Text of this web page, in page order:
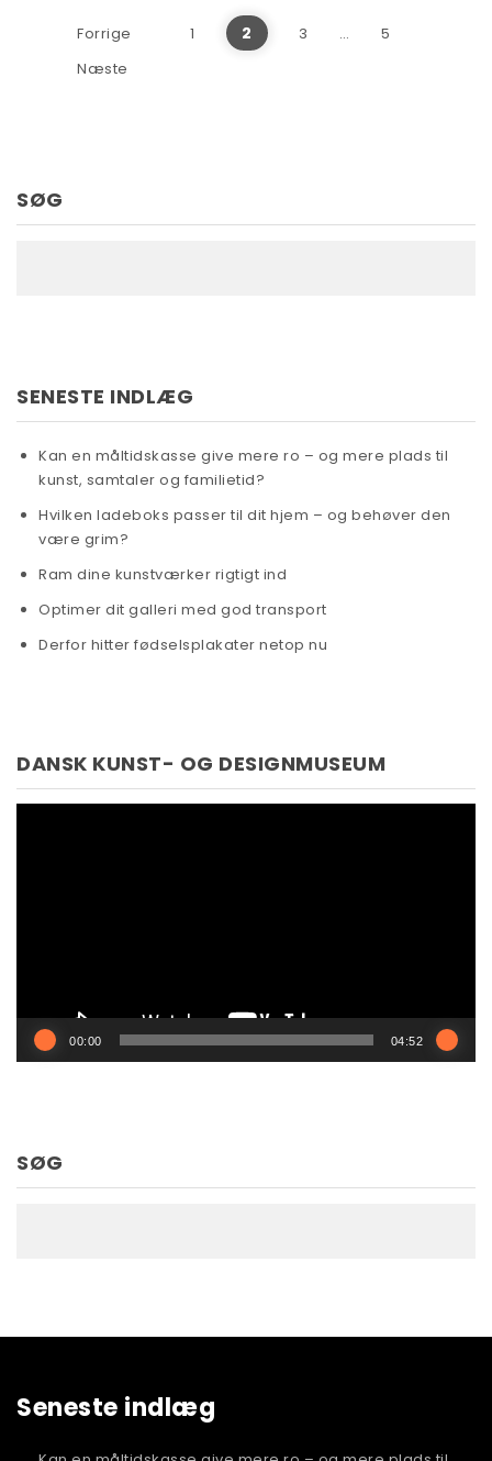
Indlægsinddeling
Forrige 1 2 3 …
5
Næste
SØG
SENESTE INDLÆG
Kan en måltidskasse give mere ro – og mere plads til
kunst, samtaler og familietid?
Hvilken ladeboks passer til dit hjem – og behøver den
være grim?
Ram dine kunstværker rigtigt ind
Optimer dit galleri med god transport
Derfor hitter fødselsplakater netop nu
DANSK KUNST- OG DESIGNMUSEUM
00:00 04:52
SØG
Seneste indlæg